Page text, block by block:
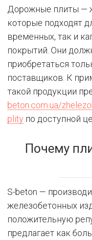
Дорожные плиты —
которые подходят
временных, так и
покрытий. Они
приобретаться
поставщиков. К
такой продукции
beton.com.ua/
plity по доступной
Почему
S-beton —
железобетонных
положительную
предлагает как